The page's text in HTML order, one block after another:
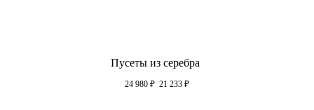
Пусеты из серебра
24 980 ₽ 21 233 ₽